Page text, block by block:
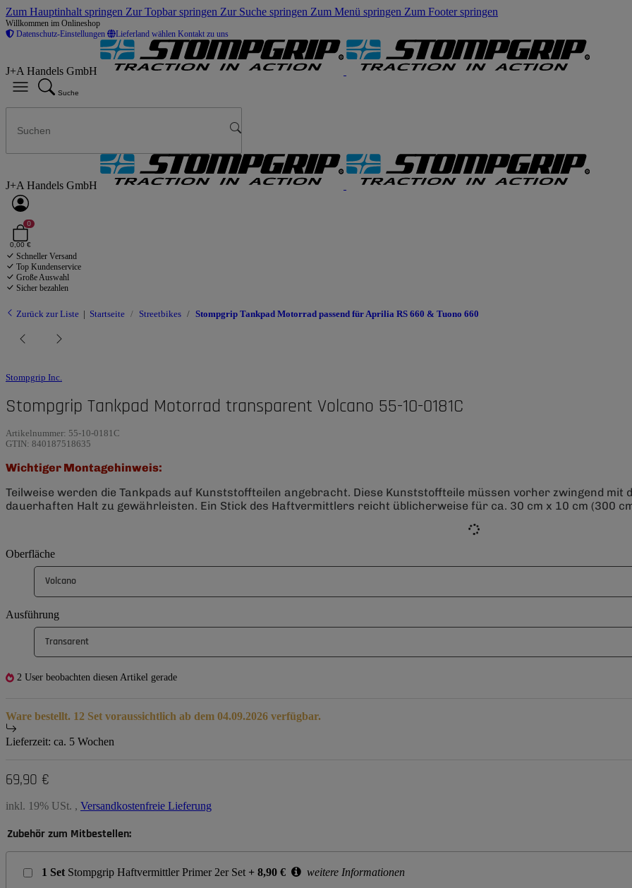
Zum Hauptinhalt springen Zur Topbar springen Zur Suche springen Zum Menü springen Zum Footer springen
Willkommen im Onlineshop
Datenschutz-Einstellungen
Lieferland wählen Kontakt zu uns
J+A Handels GmbH
Suche
J+A Handels GmbH
0
0,00 €
Schneller Versand
Top Kundenservice
Große Auswahl
Sicher bezahlen
Zurück zur Liste Startseite Streetbikes Stompgrip Tankpad Motorrad passend für Aprilia RS 660 & Tuono 660
Stompgrip Inc.
Stompgrip Tankpad Motorrad transparent Volcano 55-10-0181C
Artikelnummer: 55-10-0181C
GTIN: 840187518635
Wichtiger Montagehinweis:
Teilweise werden die Tankpads auf Kunststoffteilen angebracht. Diese Kunststoffteile müssen vorher zwingend
dauerhaften Halt zu gewährleisten. Ein Stick des Haftvermittlers reicht üblicherweise für ca. 30 cm x 10 cm (300
Oberfläche
Volcano
Ausführung
Transarent
2 User beobachten diesen Artikel gerade
Ware bestellt. 12 Set voraussichtlich ab dem 04.09.2026 verfügbar.
Lieferzeit: ca. 5 Wochen
69,90 €
inkl. 19% USt. , Versandkostenfreie Lieferung
Zubehör zum Mitbestellen:
1 Set Stompgrip Haftvermittler Primer 2er Set + 8,90 € weitere Informationen